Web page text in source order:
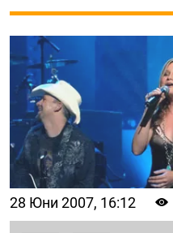
28 Юни 2007, 16:12